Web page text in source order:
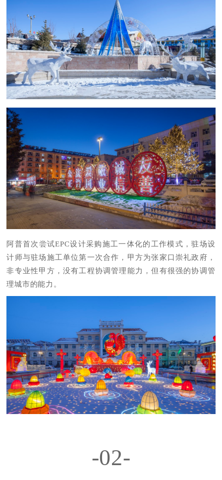
阿普首次尝试EPC设计采购施工一体化的工作模式，驻场设
计师与驻场施工单位第一次合作，甲方为张家口崇礼政府，
非专业性甲方，没有工程协调管理能力，但有很强的协调管
理城市的能力。
-02-